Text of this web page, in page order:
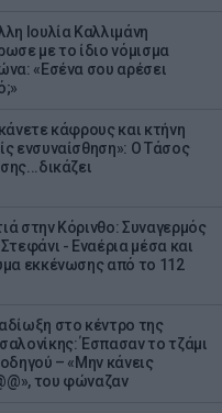
Ιουλία Καλλιμάνη
με το ίδιο νόμισμα
«Εσένα σου αρέσει
κάφρους και κτήνη
ενσυναίσθηση»: Ο Τάσος
στην Κόρινθο: Συναγερμός
- Εναέρια μέσα και
εκκένωσης από το 112
στο κέντρο της
Έσπασαν το τζάμι
– «Μην κάνεις
του φώναζαν